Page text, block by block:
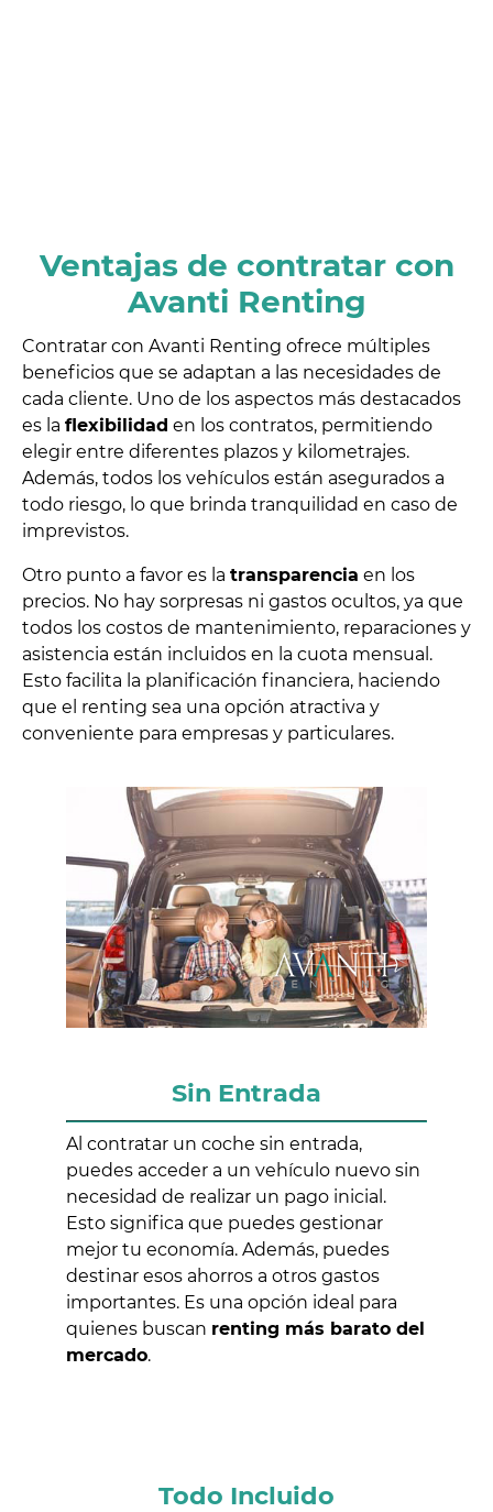
Ventajas de contratar con
Avanti Renting
Contratar con Avanti Renting ofrece múltiples
beneficios que se adaptan a las necesidades de
cada cliente. Uno de los aspectos más destacados
es la flexibilidad en los contratos, permitiendo
elegir entre diferentes plazos y kilometrajes.
Además, todos los vehículos están asegurados a
todo riesgo, lo que brinda tranquilidad en caso de
imprevistos.
Otro punto a favor es la transparencia en los
precios. No hay sorpresas ni gastos ocultos, ya que
todos los costos de mantenimiento, reparaciones y
asistencia están incluidos en la cuota mensual.
Esto facilita la planificación financiera, haciendo
que el renting sea una opción atractiva y
conveniente para empresas y particulares.
Sin Entrada
Al contratar un coche sin entrada,
puedes acceder a un vehículo nuevo sin
necesidad de realizar un pago inicial.
Esto significa que puedes gestionar
mejor tu economía. Además, puedes
destinar esos ahorros a otros gastos
importantes. Es una opción ideal para
quienes buscan renting más barato del
mercado.
Todo Incluido